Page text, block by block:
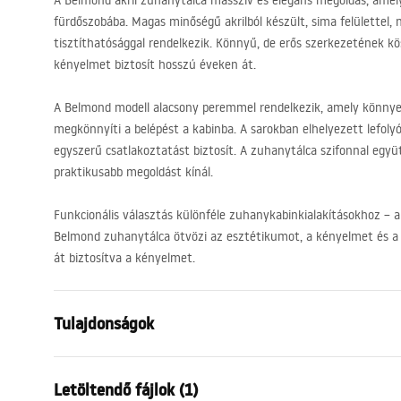
fürdőszobába. Magas minőségű akrilból készült, sima felülettel,
tisztíthatósággal rendelkezik. Könnyű, de erős szerkezetének
kényelmet biztosít hosszú éveken át.
A Belmond modell alacsony peremmel rendelkezik, amely
megkönnyíti a belépést a kabinba. A sarokban elhelyezett
egyszerű csatlakoztatást biztosít. A zuhanytálca szifonnal
praktikusabb megoldást kínál.
Funkcionális választás különféle zuhanykabinkialakításokhoz –
Belmond zuhanytálca ötvözi az esztétikumot, a kényelmet és
át biztosítva a kényelmet.
Tulajdonságok
Letöltendő fájlok (1)